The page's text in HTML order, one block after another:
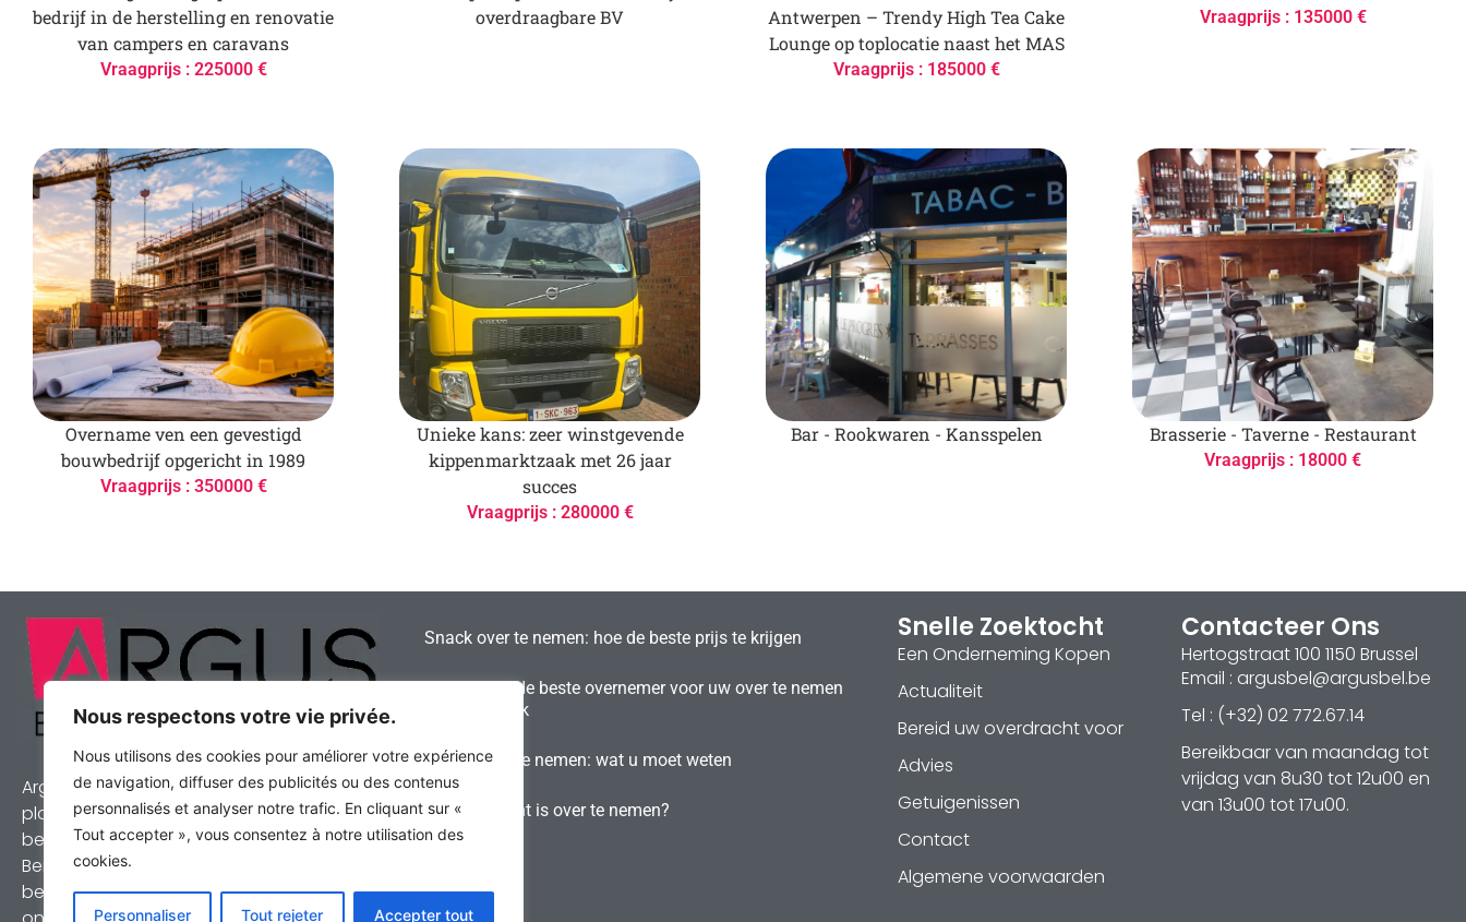
Nous respectons votre vie privée.
Nous utilisons des cookies pour améliorer votre expérience
de navigation, diffuser des publicités ou des contenus
personnalisés et analyser notre trafic. En cliquant sur «
Tout accepter », vous consentez à notre utilisation des
cookies.
Personnaliser Tout rejeter Accepter tout
bedrijf in de herstelling en renovatie
van campers en caravans
Vraagprijs : 225000 €
overdraagbare BV
Antwerpen – Trendy High Tea Cake
Lounge op toplocatie naast het MAS
Vraagprijs : 185000 €
Vraagprijs : 135000 €
Overname ven een gevestigd
bouwbedrijf opgericht in 1989
Vraagprijs : 350000 €
Unieke kans: zeer winstgevende
kippenmarktzaak met 26 jaar
succes
Vraagprijs : 280000 €
Bar - Rookwaren - Kansspelen Brasserie - Taverne - Restaurant
Vraagprijs : 18000 €
Argus Bedrijven is een van de belangrijkste
platforms voor de overname van
bedrijven en ondernemingen in de
Benelux. Elke zaak die wij presenteren, is
bezocht en geëvalueerd door een van
Snack over te nemen: hoe de beste prijs te krijgen
Hoe vindt u de beste overnemer voor uw over te nemen
Broodjeszaak
Frituur over te nemen: wat u moet weten
Uw restaurant is over te nemen?
Snelle Zoektocht
Een Onderneming Kopen
Actualiteit
Bereid uw overdracht voor
Advies
Getuigenissen
Contact
Algemene voorwaarden
Contacteer Ons
Hertogstraat 100 1150 Brussel
Email : argusbel@argusbel.be
Tel : (+32) 02 772.67.14
Bereikbaar van maandag tot
vrijdag van 8u30 tot 12u00 en
van 13u00 tot 17u00.